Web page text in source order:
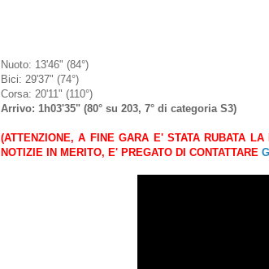
Nuoto: 13'46" (84°)
Bici: 29'37" (74°)
Corsa: 20'11" (110°)
Arrivo: 1h03'35" (80° su 203, 7° di categoria S3)
(ATTENZIONE, A FINE GARA E' STATA RUBATA
NOTIZIE IN MERITO, E' PREGATO DI CONTATTARE